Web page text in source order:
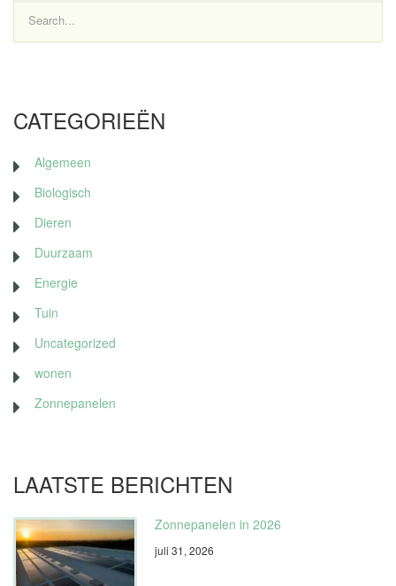
CATEGORIEËN
Algemeen
Biologisch
Dieren
Duurzaam
Energie
Tuin
Uncategorized
wonen
Zonnepanelen
LAATSTE BERICHTEN
Zonnepanelen in 2026
juli 31, 2026